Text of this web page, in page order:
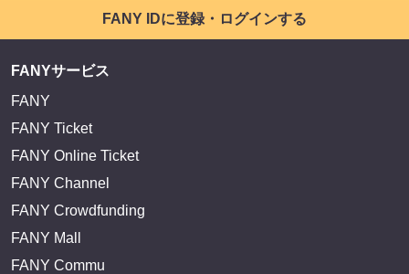
FANY IDに登録・ログインする
FANYサービス
FANY
FANY Ticket
FANY Online Ticket
FANY Channel
FANY Crowdfunding
FANY Mall
FANY Commu